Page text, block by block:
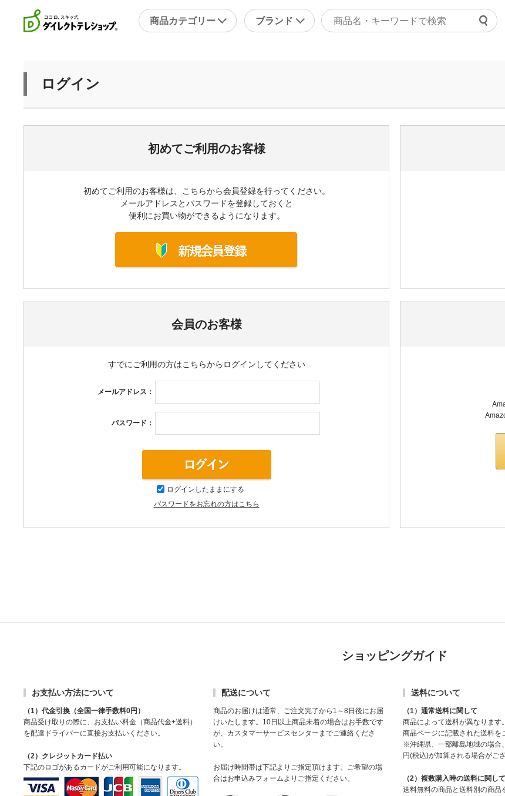
商品カテゴリー ブランド
スチームクリーナー
キッチン
フライパン・鍋
キッチン家電
包丁・ハサミ・スライサー
補正下着
メンズ
健康食品・サプリ
健康器具・健康グッズ
ログイン
初めてご利用のお客様
初めてご利用のお客様は、こちらから会員登録を行ってください。
メールアドレスとパスワードを登録しておくと
便利にお買い物ができるようになります。
会員のお客様
すでにご利用の方はこちらからログインしてください
メールアドレス：
パスワード：
ログインしたままにする
パスワードをお忘れの方はこちら
ショッピングガイド
お支払い方法について
（1）代金引換（全国一律手数料0円）
商品受け取りの際に、お支払い料金（商品代金+送料）
を配達ドライバーに直接お支払いください。
（2）クレジットカード払い
下記のロゴがあるカードがご利用可能になります。
配送について
商品のお届けは通常、ご注文完了から1～8日後にお届
けいたします。10日以上商品未着の場合はお手数です
が、カスタマーサービスセンターまでご連絡くださ
い。
お届け時間帯は下記よりご指定頂けます。ご希望の場
合はお申込みフォームよりご指定ください。
送料について
（1）通常送料に関して
商品によって送料が異なります。
商品ページに記載された送料を
※沖縄県、一部離島地域の場合
円(税込)が加算される場合がござ
（2）複数購入時の送料に関して
送料無料の商品と送料別の商品